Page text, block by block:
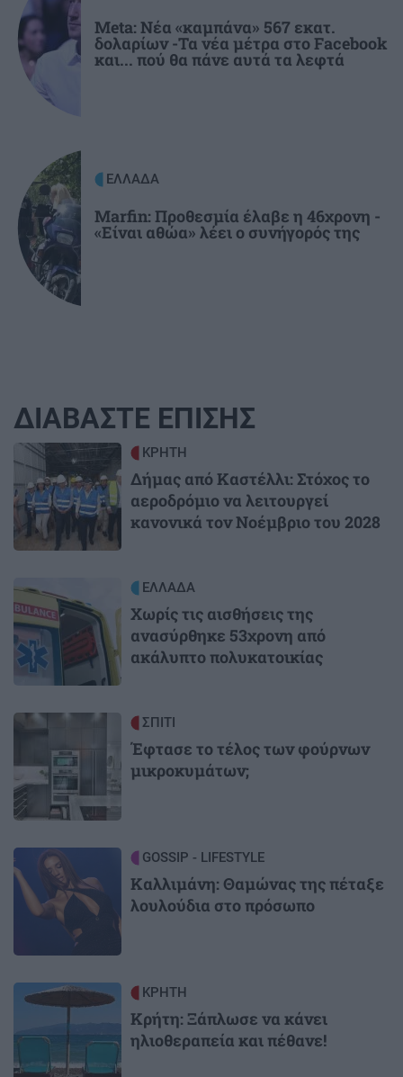
Meta: Νέα «καμπάνα» 567 εκατ.
δολαρίων -Τα νέα μέτρα στο Facebook
και... πού θα πάνε αυτά τα λεφτά
ΕΛΛΑΔΑ
Marfin: Προθεσμία έλαβε η 46χρονη -
«Είναι αθώα» λέει ο συνήγορός της
ΔΙΑΒΑΣΤΕ ΕΠΙΣΗΣ
Image ΚΡΗΤΗ
Δήμας από Καστέλλι: Στόχος το
αεροδρόμιο να λειτουργεί
κανονικά τον Νοέμβριο του 2028
Image ΕΛΛΑΔΑ
Χωρίς τις αισθήσεις της
ανασύρθηκε 53χρονη από
ακάλυπτο πολυκατοικίας
Image ΣΠΙΤΙ
Έφτασε το τέλος των φούρνων
μικροκυμάτων;
Image GOSSIP - LIFESTYLE
Καλλιμάνη: Θαμώνας της πέταξε
λουλούδια στο πρόσωπο
Image ΚΡΗΤΗ
Κρήτη: Ξάπλωσε να κάνει
ηλιοθεραπεία και πέθανε!